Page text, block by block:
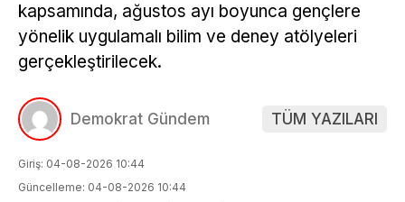
kapsamında, ağustos ayı boyunca gençlere
yönelik uygulamalı bilim ve deney atölyeleri
gerçekleştirilecek.
Demokrat Gündem TÜM YAZILARI
Giriş: 04-08-2026 10:44
Güncelleme: 04-08-2026 10:44